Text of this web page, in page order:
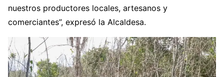
nuestros productores locales, artesanos y
comerciantes”, expresó la Alcaldesa.